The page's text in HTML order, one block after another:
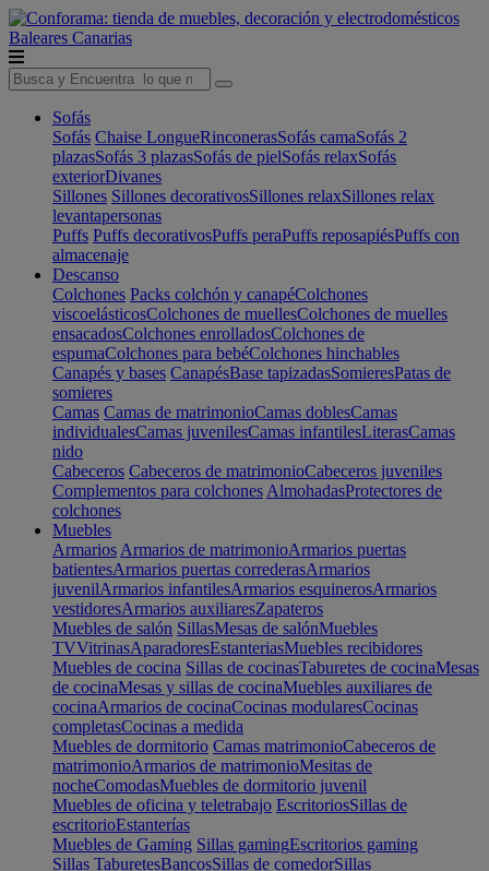
Baleares Canarias
Sofás
Sofás Chaise LongueRinconerasSofás camaSofás 2
plazasSofás 3 plazasSofás de pielSofás relaxSofás
exteriorDivanes
Sillones Sillones decorativosSillones relaxSillones relax
levantapersonas
Puffs Puffs decorativosPuffs peraPuffs reposapiésPuffs con
almacenaje
Descanso
Colchones Packs colchón y canapéColchones
viscoelásticosColchones de muellesColchones de muelles
ensacadosColchones enrolladosColchones de
espumaColchones para bebéColchones hinchables
Canapés y bases CanapésBase tapizadasSomieresPatas de
somieres
Camas Camas de matrimonioCamas doblesCamas
individualesCamas juvenilesCamas infantilesLiterasCamas
nido
Cabeceros Cabeceros de matrimonioCabeceros juveniles
Complementos para colchones AlmohadasProtectores de
colchones
Muebles
Armarios Armarios de matrimonioArmarios puertas
batientesArmarios puertas correderasArmarios
juvenilArmarios infantilesArmarios esquinerosArmarios
vestidoresArmarios auxiliaresZapateros
Muebles de salón SillasMesas de salónMuebles
TVVitrinasAparadoresEstanteriasMuebles recibidores
Muebles de cocina Sillas de cocinasTaburetes de cocinaMesas
de cocinaMesas y sillas de cocinaMuebles auxiliares de
cocinaArmarios de cocinaCocinas modularesCocinas
completasCocinas a medida
Muebles de dormitorio Camas matrimonioCabeceros de
matrimonioArmarios de matrimonioMesitas de
nocheComodasMuebles de dormitorio juvenil
Muebles de oficina y teletrabajo EscritoriosSillas de
escritorioEstanterías
Muebles de Gaming Sillas gamingEscritorios gaming
Sillas TaburetesBancosSillas de comedorSillas